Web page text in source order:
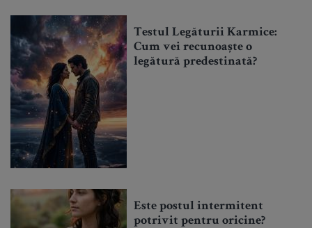
Testul Legăturii Karmice:
Cum vei recunoaște o
legătură predestinată?
Este postul intermitent
potrivit pentru oricine?